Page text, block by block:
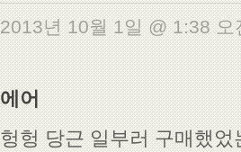
2013년 10월 1일 @ 1:38
에어
헝헝 당근 일부러 구매했